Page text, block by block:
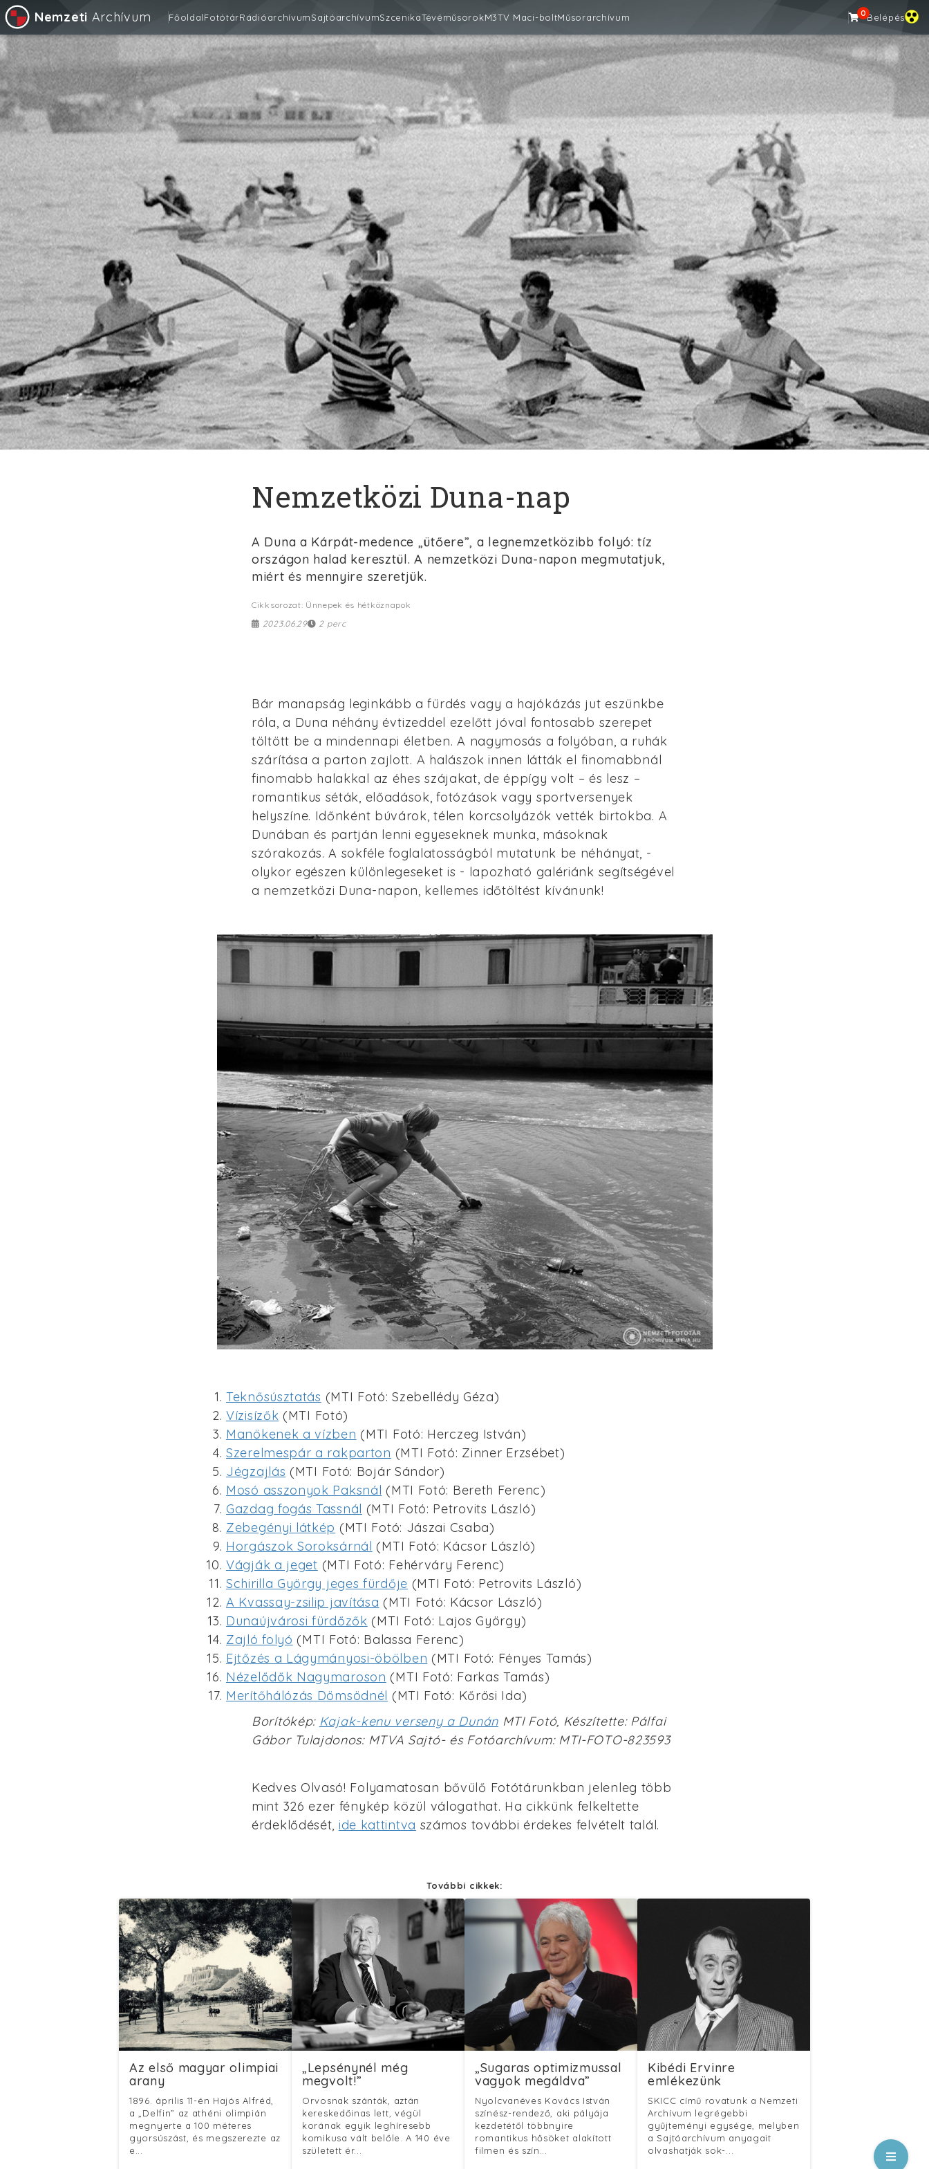
Nemzeti Archívum FőoldalFotótárRádióarchívumSajtóarchívumSzcenikaTévéműsorokM3TV Maci-boltMűsorarchívum 0Belépés
Nemzetközi Duna-nap
A Duna a Kárpát-medence „ütőere”, a legnemzetközibb folyó: tíz
országon halad keresztül. A nemzetközi Duna-napon megmutatjuk,
miért és mennyire szeretjük.
Cikksorozat: Ünnepek és hétköznapok
2023.06.29
2 perc
Bár manapság leginkább a fürdés vagy a hajókázás jut eszünkbe
róla, a Duna néhány évtizeddel ezelőtt jóval fontosabb szerepet
töltött be a mindennapi életben. A nagymosás a folyóban, a ruhák
szárítása a parton zajlott. A halászok innen látták el finomabbnál
finomabb halakkal az éhes szájakat, de éppígy volt – és lesz –
romantikus séták, előadások, fotózások vagy sportversenyek
helyszíne. Időnként búvárok, télen korcsolyázók vették birtokba. A
Dunában és partján lenni egyeseknek munka, másoknak
szórakozás. A sokféle foglalatosságból mutatunk be néhányat, -
olykor egészen különlegeseket is - lapozható galériánk segítségével
a nemzetközi Duna-napon, kellemes időtöltést kívánunk!
Teknősúsztatás (MTI Fotó: Szebellédy Géza)
Vízisízők (MTI Fotó)
Manökenek a vízben (MTI Fotó: Herczeg István)
Szerelmespár a rakparton (MTI Fotó: Zinner Erzsébet)
Jégzajlás (MTI Fotó: Bojár Sándor)
Mosó asszonyok Paksnál (MTI Fotó: Bereth Ferenc)
Gazdag fogás Tassnál (MTI Fotó: Petrovits László)
Zebegényi látkép (MTI Fotó: Jászai Csaba)
Horgászok Soroksárnál (MTI Fotó: Kácsor László)
Vágják a jeget (MTI Fotó: Fehérváry Ferenc)
Schirilla György jeges fürdője (MTI Fotó: Petrovits László)
A Kvassay-zsilip javítása (MTI Fotó: Kácsor László)
Dunaújvárosi fürdőzők (MTI Fotó: Lajos György)
Zajló folyó (MTI Fotó: Balassa Ferenc)
Ejtőzés a Lágymányosi-öbölben (MTI Fotó: Fényes Tamás)
Nézelődők Nagymaroson (MTI Fotó: Farkas Tamás)
Merítőhálózás Dömsödnél (MTI Fotó: Kőrösi Ida)
Borítókép: Kajak-kenu verseny a DunánMTI Fotó, Készítette: Pálfai
Gábor Tulajdonos: MTVA Sajtó- és Fotóarchívum: MTI-FOTO-823593
Kedves Olvasó! Folyamatosan bővülő Fotótárunkban jelenleg több
mint 326 ezer fénykép közül válogathat. Ha cikkünk felkeltette
érdeklődését, ide kattintva számos további érdekes felvételt talál.
További cikkek:
Az első magyar olimpiai
arany
1896. április 11-én Hajós Alfréd,
a „Delfin” az athéni olimpián
megnyerte a 100 méteres
gyorsúszást, és megszerezte az
e...
„Lepsénynél még
megvolt!”
Orvosnak szánták, aztán
kereskedőinas lett, végül
korának egyik leghíresebb
komikusa vált belőle. A 140 éve
született ér...
„Sugaras optimizmussal
vagyok megáldva”
Nyolcvanéves Kovács István
színész-rendező, aki pályája
kezdetétől többnyire
romantikus hősöket alakított
filmen és szín...
Kibédi Ervinre
emlékezünk
SKICC című rovatunk a Nemzeti
Archívum legrégebbi
gyűjteményi egysége, melyben
a Sajtóarchívum anyagait
olvashatják sok-...